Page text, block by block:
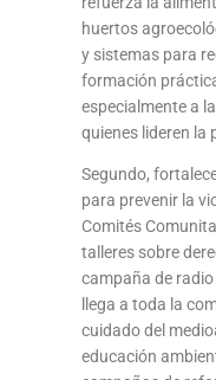
huertos
y sistemas para
formación
especialmente a
quienes lideren la
Segundo,
para prevenir la
Comités
talleres sobre
campaña de radio
llega a toda la
cuidado del
educación